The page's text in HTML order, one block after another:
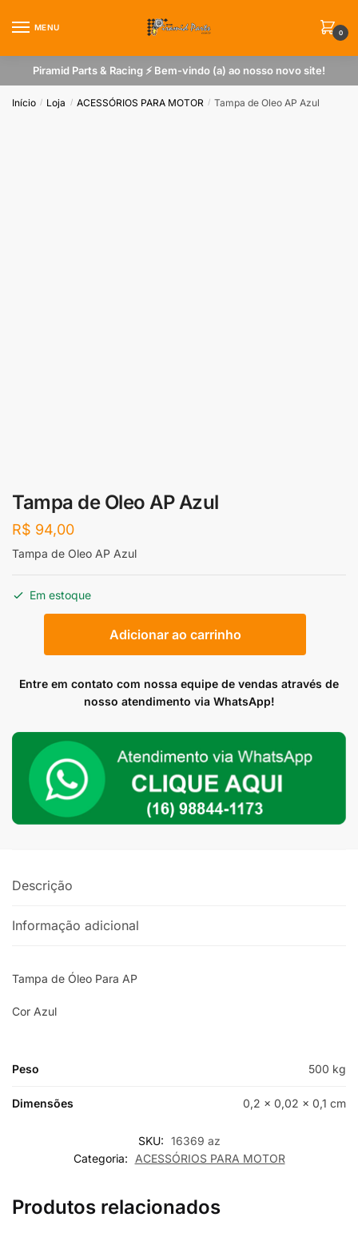
MENU
0
Piramid Parts & Racing ⚡ Bem-vindo (a) ao nosso novo site!
Início / Loja / ACESSÓRIOS PARA MOTOR / Tampa de Oleo AP Azul
Tampa de Oleo AP Azul
R$ 94,00
Tampa de Oleo AP Azul
Em estoque
AP
Adicionar ao carrinho
Entre em contato com nossa equipe de vendas através de
nosso atendimento via WhatsApp!
Descrição
Informação adicional
Tampa de Óleo Para AP
Cor Azul
Peso 500 kg
Dimensões 0,2 × 0,02 × 0,1 cm
SKU: 16369 az
Categoria:
ACESSÓRIOS PARA MOTOR
Produtos relacionados